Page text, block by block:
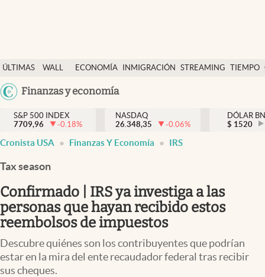
ÚLTIMAS
NOTICIAS
WALL
DÓLAR
ECONOMÍA INMIGRACIÓN STREAMING TIEMPO
México
Finanzas y economía
Finanzas y economía
Wall Street y dólar
Inmigración
Espiritual
Streaming
PC y mobile
Lifestyle
S&P 500 INDEX
7709,96
-0.18%
NASDAQ
26.348,35
-0.06%
DÓLAR
$ 1520
Cronista USA Finanzas Y Economía IRS
Tax season
Confirmado | IRS ya investiga a las
personas que hayan recibido estos
reembolsos de impuestos
Descubre quiénes son los contribuyentes que podrían
estar en la mira del ente recaudador federal tras recibir
sus cheques.